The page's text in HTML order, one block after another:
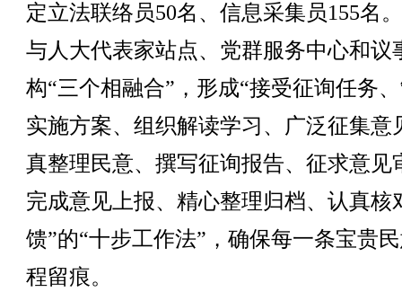
定立法联络员50名、信息采集员155名
与人大代表家站点、党群服务中心和议
构“三个相融合”，形成“接受征询任务
实施方案、组织解读学习、广泛征集意
真整理民意、撰写征询报告、征求意见
完成意见上报、精心整理归档、认真核
馈”的“十步工作法”，确保每一条宝贵
程留痕。